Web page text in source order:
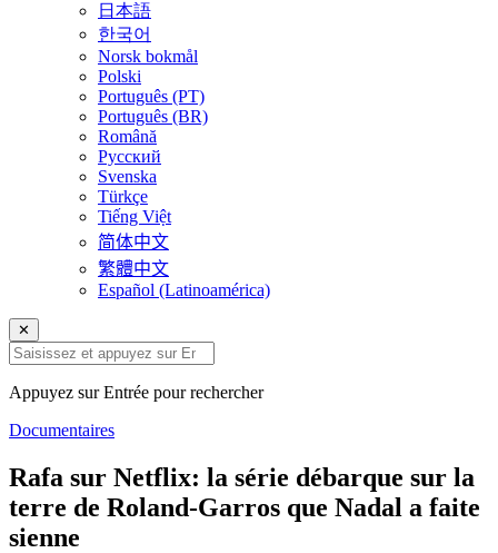
日本語
한국어
Norsk bokmål
Polski
Português (PT)
Português (BR)
Română
Русский
Svenska
Türkçe
Tiếng Việt
简体中文
繁體中文
Español (Latinoamérica)
✕
Appuyez sur Entrée pour rechercher
Documentaires
Rafa sur Netflix: la série débarque sur la
terre de Roland-Garros que Nadal a faite
sienne